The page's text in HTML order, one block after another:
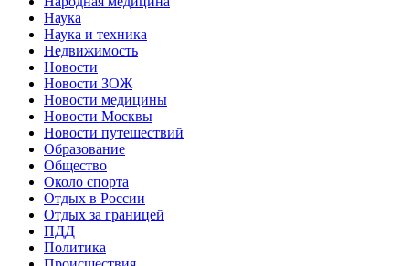
Наука
Наука и техника
Недвижимость
Новости
Новости ЗОЖ
Новости медицины
Новости Москвы
Новости путешествий
Образование
Общество
Около спорта
Отдых в России
Отдых за границей
ПДД
Политика